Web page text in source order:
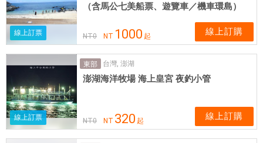
線上訂票
（含馬公七美船票、遊覽車／機車環島）
NT0 NT 1000 起 線上訂購
線上訂票
東部 台灣, 澎湖
澎湖海洋牧場 海上皇宮 夜釣小管
NT0 NT 320 起 線上訂購